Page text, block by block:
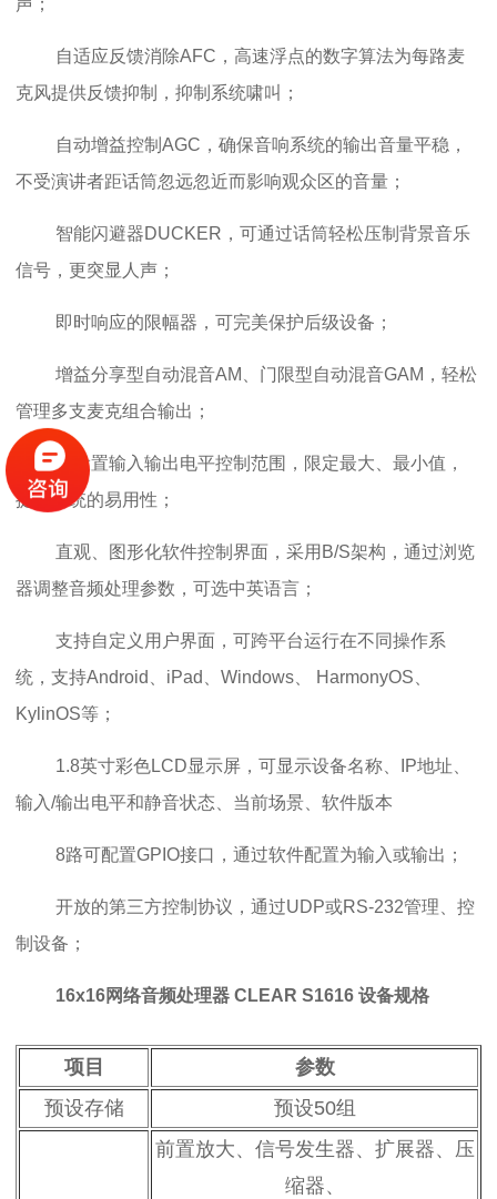
声；
自适应反馈消除AFC，高速浮点的数字算法为每路麦
克风提供反馈抑制，抑制系统啸叫；
自动增益控制AGC，确保音响系统的输出音量平稳，
不受演讲者距话筒忽远忽近而影响观众区的音量；
智能闪避器DUCKER，可通过话筒轻松压制背景音乐
信号，更突显人声；
即时响应的限幅器，可完美保护后级设备；
增益分享型自动混音AM、门限型自动混音GAM，轻松
管理多支麦克组合输出；
可设置输入输出电平控制范围，限定最大、最小值，
提升系统的易用性；
直观、图形化软件控制界面，采用B/S架构，通过浏览
器调整音频处理参数，可选中英语言；
支持自定义用户界面，可跨平台运行在不同操作系
统，支持Android、iPad、Windows、 HarmonyOS、
KylinOS等；
1.8英寸彩色LCD显示屏，可显示设备名称、IP地址、
输入/输出电平和静音状态、当前场景、软件版本
8路可配置GPIO接口，通过软件配置为输入或输出；
开放的第三方控制协议，通过UDP或RS-232管理、控
制设备；
16x16网络音频处理器 CLEAR S1616设备规格
项目
参数
预设存储
预设50组
前置放大、信号发生器、扩展器、压
缩器、